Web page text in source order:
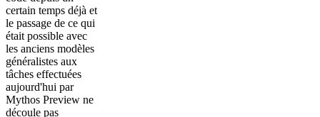
certain temps déjà et
le passage de ce qui
était possible avec
les anciens modèles
généralistes aux
tâches effectuées
aujourd'hui par
Mythos Preview ne
découle pas